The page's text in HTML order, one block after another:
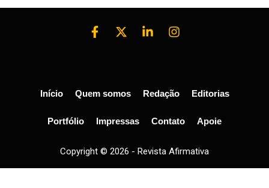
Copyright © 2026 - Revista Afirmativa
Início Quem somos Redação Editorias
Portfólio Impressas Contato Apoie